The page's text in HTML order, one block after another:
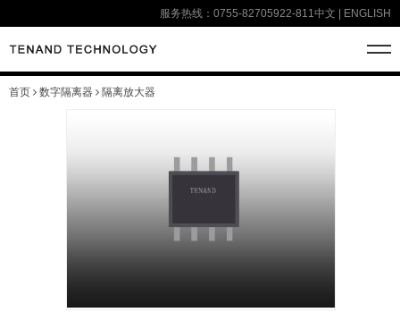
服务热线：0755-82705922-811中文 ENGLISH
首页 数字隔离器 隔离放大器